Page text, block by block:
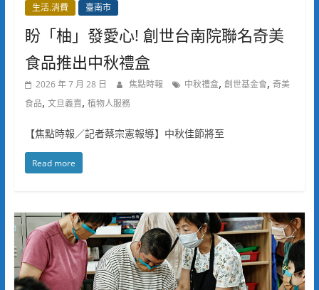
生活.消費 臺南市
盼「柚」發愛心! 創世台南院聯名奇美
食品推出中秋禮盒
2026 年 7 月 28 日 焦點時報 中秋禮盒, 創世基金會, 奇美
食品, 文旦義賣, 植物人服務
【焦點時報／記者蔡宗憲報導】中秋佳節將至
Read more